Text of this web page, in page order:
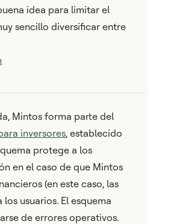
idea para limitar el
sencillo diversificar entre
Mintos forma parte del
inversores, establecido
protege a los
en el caso de que Mintos
(en este caso, las
usuarios. El esquema
de errores operativos.